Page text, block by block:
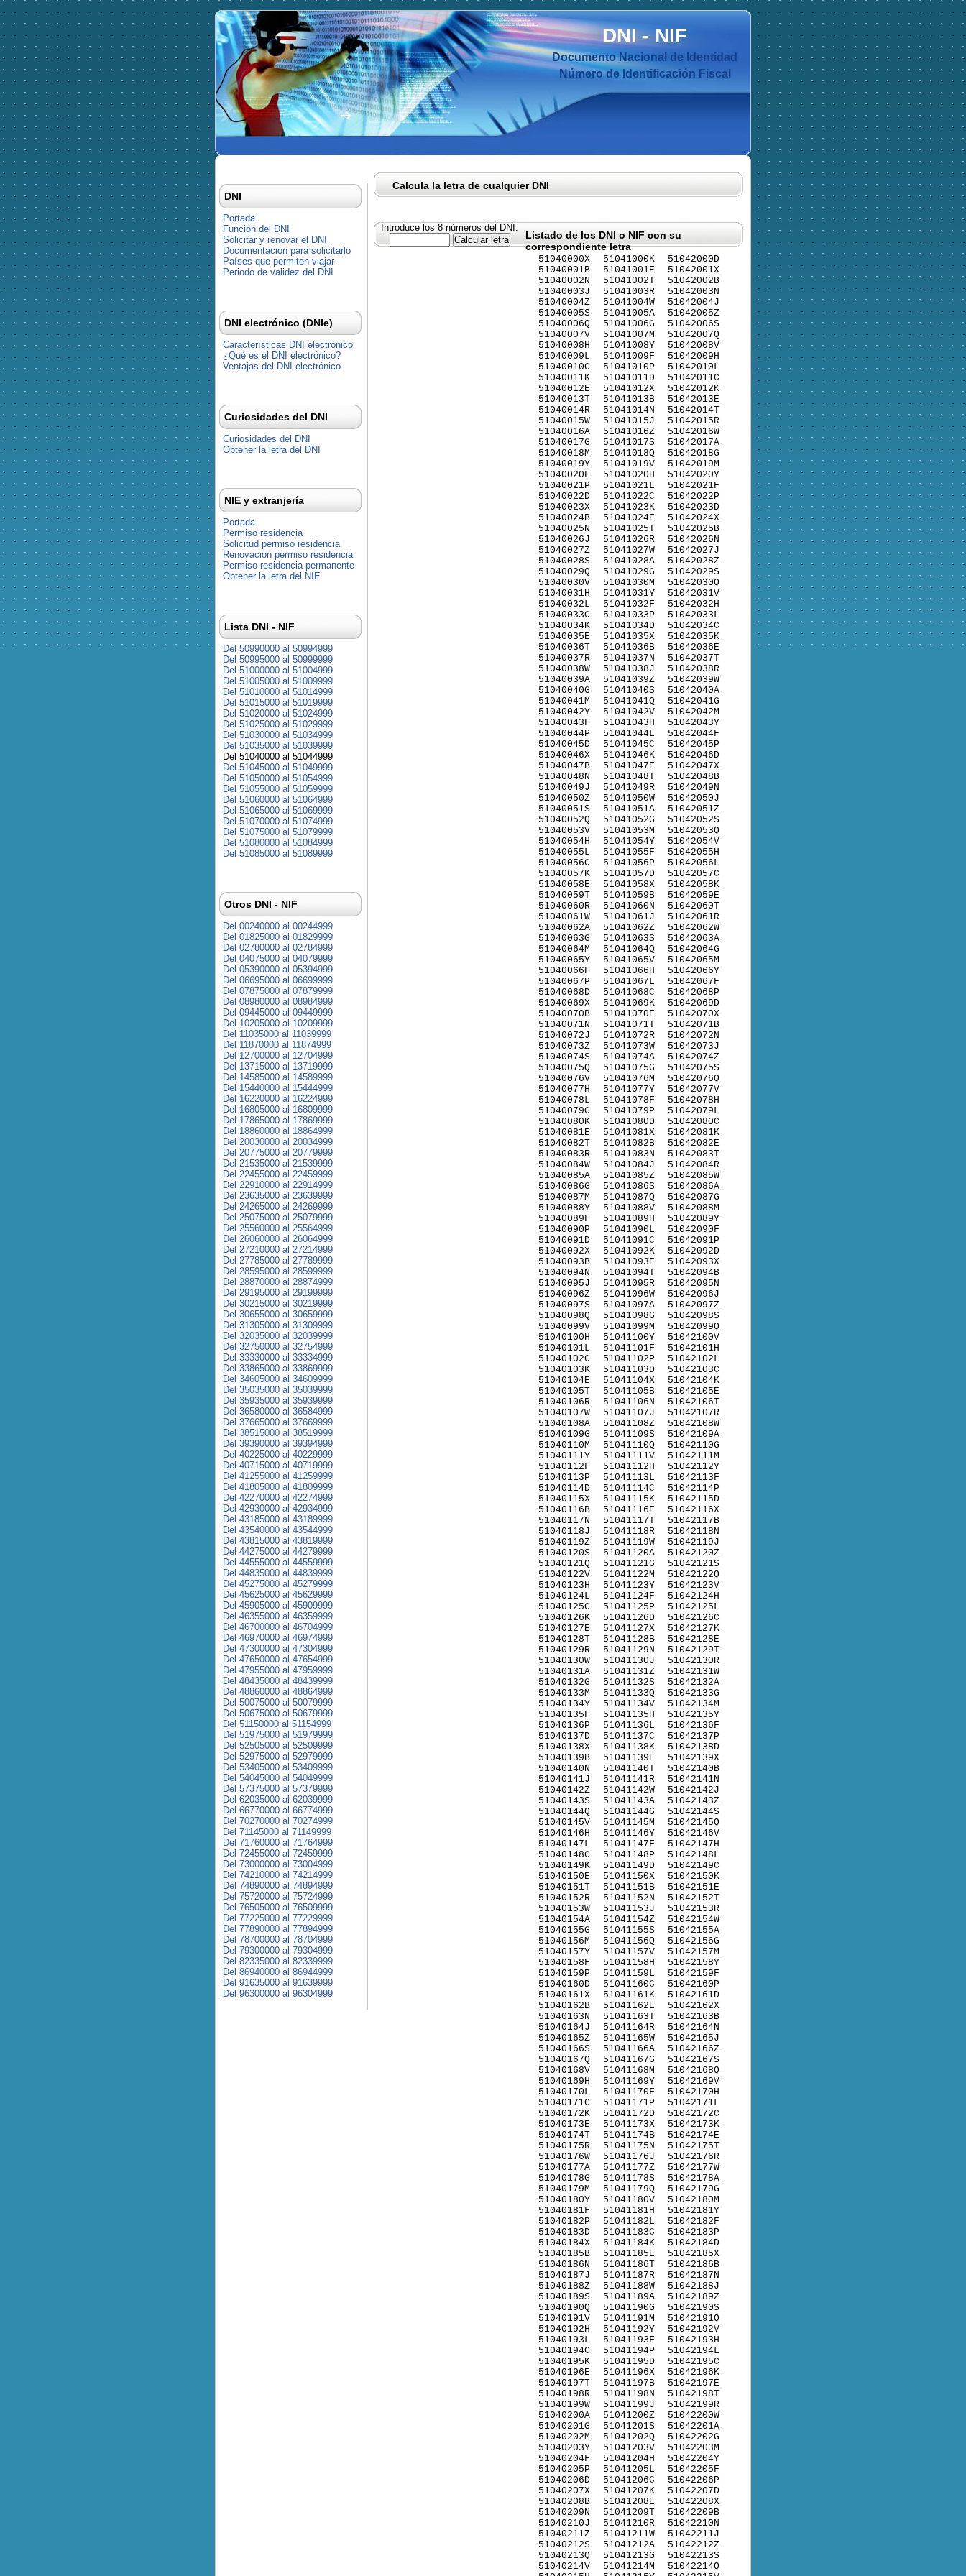
DNI-NIF
Documento Nacional de Identidad
Número de Identificación Fiscal
Calcula la letra de cualquier DNI
Introduce los 8 números del DNI:
Listado de los DNI o NIF con su
correspondiente letra
51040000X
51040001B
51040002N
51040003J
51040004Z
51040005S
51040006Q
51040007V
51040008H
51040009L
51040010C
51040011K
51040012E
51040013T
51040014R
51040015W
51040016A
51040017G
51040018M
51040019Y
51040020F
51040021P
51040022D
51040023X
51040024B
51040025N
51040026J
51040027Z
51040028S
51040029Q
51040030V
51040031H
51040032L
51040033C
51040034K
51040035E
51040036T
51040037R
51040038W
51040039A
51040040G
51040041M
51040042Y
51040043F
51040044P
51040045D
51040046X
51040047B
51040048N
51040049J
51040050Z
51040051S
51040052Q
51040053V
51040054H
51040055L
51040056C
51040057K
51040058E
51040059T
51040060R
51040061W
51040062A
51040063G
51040064M
51040065Y
51040066F
51040067P
51040068D
51040069X
51040070B
51040071N
51040072J
51040073Z
51040074S
51040075Q
51040076V
51040077H
51040078L
51040079C
51040080K
51040081E
51040082T
51040083R
51040084W
51040085A
51040086G
51040087M
51040088Y
51040089F
51040090P
51040091D
51040092X
51040093B
51040094N
51040095J
51040096Z
51040097S
51040098Q
51040099V
51040100H
51040101L
51040102C
51040103K
51040104E
51040105T
51040106R
51040107W
51040108A
51040109G
51040110M
51040111Y
51040112F
51040113P
51040114D
51040115X
51040116B
51040117N
51040118J
51040119Z
51040120S
51040121Q
51040122V
51040123H
51040124L
51040125C
51040126K
51040127E
51040128T
51040129R
51040130W
51040131A
51040132G
51040133M
51040134Y
51040135F
51040136P
51040137D
51040138X
51040139B
51040140N
51040141J
51040142Z
51040143S
51040144Q
51040145V
51040146H
51040147L
51040148C
51040149K
51040150E
51040151T
51040152R
51040153W
51040154A
51040155G
51040156M
51040157Y
51040158F
51040159P
51040160D
51040161X
51040162B
51040163N
51040164J
51040165Z
51040166S
51040167Q
51040168V
51040169H
51040170L
51040171C
51040172K
51040173E
51040174T
51040175R
51040176W
51040177A
51040178G
51040179M
51040180Y
51040181F
51040182P
51040183D
51040184X
51040185B
51040186N
51040187J
51040188Z
51040189S
51040190Q
51040191V
51040192H
51040193L
51040194C
51040195K
51040196E
51040197T
51040198R
51040199W
51040200A
51040201G
51040202M
51040203Y
51040204F
51040205P
51040206D
51040207X
51040208B
51040209N
51040210J
51040211Z
51040212S
51040213Q
51040214V
51041000K
51041001E
51041002T
51041003R
51041004W
51041005A
51041006G
51041007M
51041008Y
51041009F
51041010P
51041011D
51041012X
51041013B
51041014N
51041015J
51041016Z
51041017S
51041018Q
51041019V
51041020H
51041021L
51041022C
51041023K
51041024E
51041025T
51041026R
51041027W
51041028A
51041029G
51041030M
51041031Y
51041032F
51041033P
51041034D
51041035X
51041036B
51041037N
51041038J
51041039Z
51041040S
51041041Q
51041042V
51041043H
51041044L
51041045C
51041046K
51041047E
51041048T
51041049R
51041050W
51041051A
51041052G
51041053M
51041054Y
51041055F
51041056P
51041057D
51041058X
51041059B
51041060N
51041061J
51041062Z
51041063S
51041064Q
51041065V
51041066H
51041067L
51041068C
51041069K
51041070E
51041071T
51041072R
51041073W
51041074A
51041075G
51041076M
51041077Y
51041078F
51041079P
51041080D
51041081X
51041082B
51041083N
51041084J
51041085Z
51041086S
51041087Q
51041088V
51041089H
51041090L
51041091C
51041092K
51041093E
51041094T
51041095R
51041096W
51041097A
51041098G
51041099M
51041100Y
51041101F
51041102P
51041103D
51041104X
51041105B
51041106N
51041107J
51041108Z
51041109S
51041110Q
51041111V
51041112H
51041113L
51041114C
51041115K
51041116E
51041117T
51041118R
51041119W
51041120A
51041121G
51041122M
51041123Y
51041124F
51041125P
51041126D
51041127X
51041128B
51041129N
51041130J
51041131Z
51041132S
51041133Q
51041134V
51041135H
51041136L
51041137C
51041138K
51041139E
51041140T
51041141R
51041142W
51041143A
51041144G
51041145M
51041146Y
51041147F
51041148P
51041149D
51041150X
51041151B
51041152N
51041153J
51041154Z
51041155S
51041156Q
51041157V
51041158H
51041159L
51041160C
51041161K
51041162E
51041163T
51041164R
51041165W
51041166A
51041167G
51041168M
51041169Y
51041170F
51041171P
51041172D
51041173X
51041174B
51041175N
51041176J
51041177Z
51041178S
51041179Q
51041180V
51041181H
51041182L
51041183C
51041184K
51041185E
51041186T
51041187R
51041188W
51041189A
51041190G
51041191M
51041192Y
51041193F
51041194P
51041195D
51041196X
51041197B
51041198N
51041199J
51041200Z
51041201S
51041202Q
51041203V
51041204H
51041205L
51041206C
51041207K
51041208E
51041209T
51041210R
51041211W
51041212A
51041213G
51041214M
51042000D
51042001X
51042002B
51042003N
51042004J
51042005Z
51042006S
51042007Q
51042008V
51042009H
51042010L
51042011C
51042012K
51042013E
51042014T
51042015R
51042016W
51042017A
51042018G
51042019M
51042020Y
51042021F
51042022P
51042023D
51042024X
51042025B
51042026N
51042027J
51042028Z
51042029S
51042030Q
51042031V
51042032H
51042033L
51042034C
51042035K
51042036E
51042037T
51042038R
51042039W
51042040A
51042041G
51042042M
51042043Y
51042044F
51042045P
51042046D
51042047X
51042048B
51042049N
51042050J
51042051Z
51042052S
51042053Q
51042054V
51042055H
51042056L
51042057C
51042058K
51042059E
51042060T
51042061R
51042062W
51042063A
51042064G
51042065M
51042066Y
51042067F
51042068P
51042069D
51042070X
51042071B
51042072N
51042073J
51042074Z
51042075S
51042076Q
51042077V
51042078H
51042079L
51042080C
51042081K
51042082E
51042083T
51042084R
51042085W
51042086A
51042087G
51042088M
51042089Y
51042090F
51042091P
51042092D
51042093X
51042094B
51042095N
51042096J
51042097Z
51042098S
51042099Q
51042100V
51042101H
51042102L
51042103C
51042104K
51042105E
51042106T
51042107R
51042108W
51042109A
51042110G
51042111M
51042112Y
51042113F
51042114P
51042115D
51042116X
51042117B
51042118N
51042119J
51042120Z
51042121S
51042122Q
51042123V
51042124H
51042125L
51042126C
51042127K
51042128E
51042129T
51042130R
51042131W
51042132A
51042133G
51042134M
51042135Y
51042136F
51042137P
51042138D
51042139X
51042140B
51042141N
51042142J
51042143Z
51042144S
51042145Q
51042146V
51042147H
51042148L
51042149C
51042150K
51042151E
51042152T
51042153R
51042154W
51042155A
51042156G
51042157M
51042158Y
51042159F
51042160P
51042161D
51042162X
51042163B
51042164N
51042165J
51042166Z
51042167S
51042168Q
51042169V
51042170H
51042171L
51042172C
51042173K
51042174E
51042175T
51042176R
51042177W
51042178A
51042179G
51042180M
51042181Y
51042182F
51042183P
51042184D
51042185X
51042186B
51042187N
51042188J
51042189Z
51042190S
51042191Q
51042192V
51042193H
51042194L
51042195C
51042196K
51042197E
51042198T
51042199R
51042200W
51042201A
51042202G
51042203M
51042204Y
51042205F
51042206P
51042207D
51042208X
51042209B
51042210N
51042211J
51042212Z
51042213S
51042214Q
DNI
Portada
Función del DNI
Solicitar y renovar el DNI
Documentación para solicitarlo
Países que permiten viajar
Periodo de validez del DNI
DNI electrónico (DNIe)
Características DNI electrónico
¿Qué es el DNI electrónico?
Ventajas del DNI electrónico
Curiosidades del DNI
Curiosidades del DNI
Obtener la letra del DNI
NIE y extranjería
Portada
Permiso residencia
Solicitud permiso residencia
Renovación permiso residencia
Permiso residencia permanente
Obtener la letra del NIE
Lista DNI - NIF
Del 50990000 al 50994999
Del 50995000 al 50999999
Del 51000000 al 51004999
Del 51005000 al 51009999
Del 51010000 al 51014999
Del 51015000 al 51019999
Del 51020000 al 51024999
Del 51025000 al 51029999
Del 51030000 al 51034999
Del 51035000 al 51039999
Del 51040000 al 51044999
Del 51045000 al 51049999
Del 51050000 al 51054999
Del 51055000 al 51059999
Del 51060000 al 51064999
Del 51065000 al 51069999
Del 51070000 al 51074999
Del 51075000 al 51079999
Del 51080000 al 51084999
Del 51085000 al 51089999
Otros DNI - NIF
Del 00240000 al 00244999
Del 01825000 al 01829999
Del 02780000 al 02784999
Del 04075000 al 04079999
Del 05390000 al 05394999
Del 06695000 al 06699999
Del 07875000 al 07879999
Del 08980000 al 08984999
Del 09445000 al 09449999
Del 10205000 al 10209999
Del 11035000 al 11039999
Del 11870000 al 11874999
Del 12700000 al 12704999
Del 13715000 al 13719999
Del 14585000 al 14589999
Del 15440000 al 15444999
Del 16220000 al 16224999
Del 16805000 al 16809999
Del 17865000 al 17869999
Del 18860000 al 18864999
Del 20030000 al 20034999
Del 20775000 al 20779999
Del 21535000 al 21539999
Del 22455000 al 22459999
Del 22910000 al 22914999
Del 23635000 al 23639999
Del 24265000 al 24269999
Del 25075000 al 25079999
Del 25560000 al 25564999
Del 26060000 al 26064999
Del 27210000 al 27214999
Del 27785000 al 27789999
Del 28595000 al 28599999
Del 28870000 al 28874999
Del 29195000 al 29199999
Del 30215000 al 30219999
Del 30655000 al 30659999
Del 31305000 al 31309999
Del 32035000 al 32039999
Del 32750000 al 32754999
Del 33330000 al 33334999
Del 33865000 al 33869999
Del 34605000 al 34609999
Del 35035000 al 35039999
Del 35935000 al 35939999
Del 36580000 al 36584999
Del 37665000 al 37669999
Del 38515000 al 38519999
Del 39390000 al 39394999
Del 40225000 al 40229999
Del 40715000 al 40719999
Del 41255000 al 41259999
Del 41805000 al 41809999
Del 42270000 al 42274999
Del 42930000 al 42934999
Del 43185000 al 43189999
Del 43540000 al 43544999
Del 43815000 al 43819999
Del 44275000 al 44279999
Del 44555000 al 44559999
Del 44835000 al 44839999
Del 45275000 al 45279999
Del 45625000 al 45629999
Del 45905000 al 45909999
Del 46355000 al 46359999
Del 46700000 al 46704999
Del 46970000 al 46974999
Del 47300000 al 47304999
Del 47650000 al 47654999
Del 47955000 al 47959999
Del 48435000 al 48439999
Del 48860000 al 48864999
Del 50075000 al 50079999
Del 50675000 al 50679999
Del 51150000 al 51154999
Del 51975000 al 51979999
Del 52505000 al 52509999
Del 52975000 al 52979999
Del 53405000 al 53409999
Del 54045000 al 54049999
Del 57375000 al 57379999
Del 62035000 al 62039999
Del 66770000 al 66774999
Del 70270000 al 70274999
Del 71145000 al 71149999
Del 71760000 al 71764999
Del 72455000 al 72459999
Del 73000000 al 73004999
Del 74210000 al 74214999
Del 74890000 al 74894999
Del 75720000 al 75724999
Del 76505000 al 76509999
Del 77225000 al 77229999
Del 77890000 al 77894999
Del 78700000 al 78704999
Del 79300000 al 79304999
Del 82335000 al 82339999
Del 86940000 al 86944999
Del 91635000 al 91639999
Del 96300000 al 96304999